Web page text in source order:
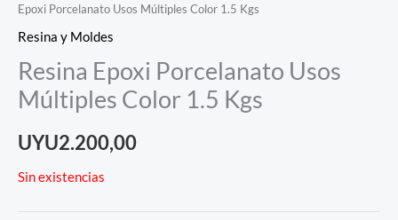
Epoxi Porcelanato Usos Múltiples Color 1.5 Kgs
Resina y Moldes
Resina Epoxi Porcelanato Usos
Múltiples Color 1.5 Kgs
UYU2.200,00
Sin existencias